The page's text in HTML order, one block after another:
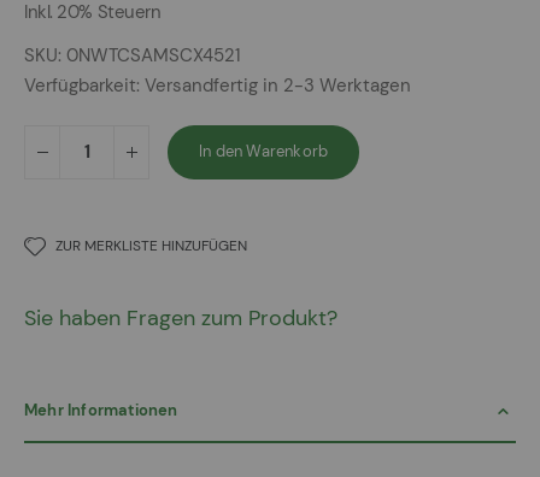
Inkl. 20% Steuern
SKU 0NWTCSAMSCX4521
Verfügbarkeit: Versandfertig in 2-3 Werktagen
In den Warenkorb
ZUR MERKLISTE HINZUFÜGEN
Sie haben Fragen zum Produkt?
Mehr Informationen